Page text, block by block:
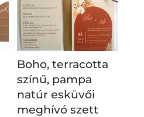
Boho, terracotta
színű, pampa
natúr esküvői
meghívó szett